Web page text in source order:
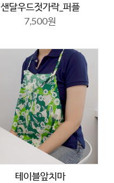
샌달우드젓가락_퍼플
7,500원
테이블앞치마